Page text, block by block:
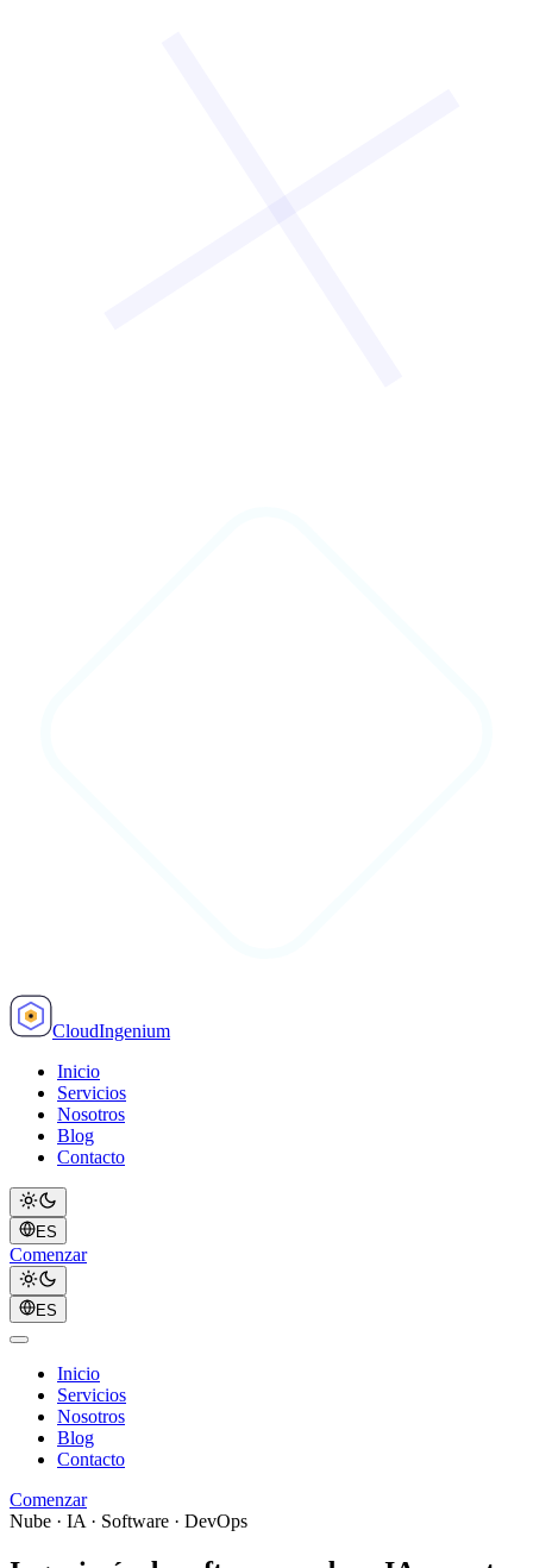
CloudIngenium
Inicio
Servicios
Nosotros
Blog
Contacto
ES
Comenzar
ES
Inicio
Servicios
Nosotros
Blog
Contacto
Comenzar
Nube · IA · Software · DevOps